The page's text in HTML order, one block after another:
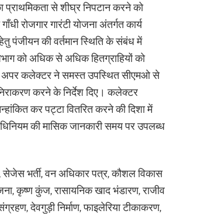
प्राथमिकता से शीघ्र निपटान करने को
रोजगार गारंटी योजना अंतर्गत कार्य
पंजीयन की वर्तमान स्थिति के संबंध में
को अधिक से अधिक हितग्राहियों को
अपर कलेक्टर ने समस्त उपस्थित सीएमओ से
करने के निर्देश दिए। कलेक्टर
कर पट्टा वितरित करने की दिशा में
की मासिक जानकारी समय पर उपलब्ध
सेजेस भर्ती, वन अधिकार पत्र, कौशल विकास
कृष्ण कुंज, रासायनिक खाद भंडारण, राजीव
देवगुड़ी निर्माण, फाइलेरिया टीकाकरण,